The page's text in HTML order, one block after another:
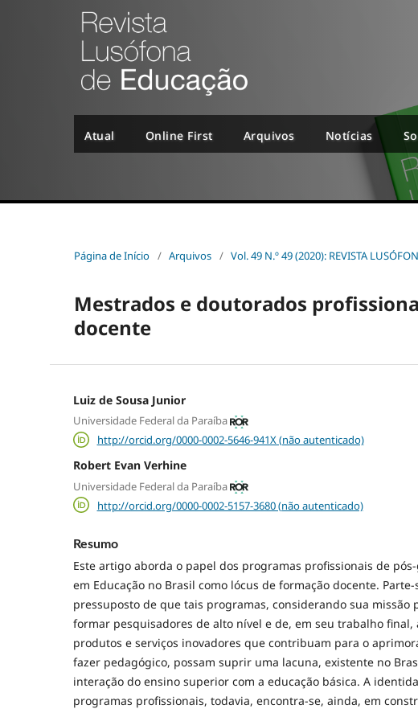
Atual Online First Arquivos Notícias
Página de Início / Arquivos / Vol. 49 N.º 49 (2020): REVISTA
Mestrados e doutorados
docente
Luiz de Sousa Junior
Universidade Federal da Paraíba
http://orcid.org/0000-0002-5646-941X (não autenticado)
Robert Evan Verhine
Universidade Federal da Paraíba
http://orcid.org/0000-0002-5157-3680 (não autenticado)
Resumo
Este artigo aborda o papel dos programas profissionais de
em Educação no Brasil como lócus de formação docente. Parte-
pressuposto de que tais programas, considerando sua missão
formar pesquisadores de alto nível e de, em seu trabalho final,
produtos e serviços inovadores que contribuam para o
fazer pedagógico, possam suprir uma lacuna, existente no
interação do ensino superior com a educação básica. A
programas profissionais, todavia, encontra-se, ainda, em